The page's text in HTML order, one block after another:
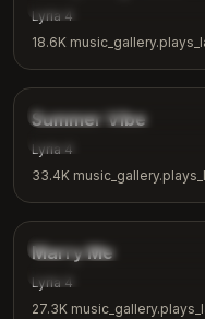
Lyria 4
18.6K
music_gallery.tags.chill
Summer Vibe
Lyria 4
33.4K
Marry Me
Lyria 4
27.3K